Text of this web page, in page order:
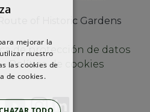
of Historic Gardens
de protección de datos
Política de cookies
SPANISH
mejorar la
nuestro
las cookies de
de cookies.